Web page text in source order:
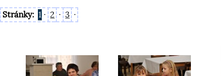
Stránky: 1 · 2 · 3 ·